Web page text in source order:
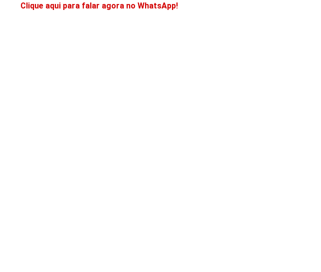
Clique aqui para falar agora no WhatsApp!